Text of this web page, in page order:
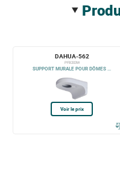
DAHUA-562
PFB203W
SUPPORT MURALE POUR DÔMES ...
Voir le prix